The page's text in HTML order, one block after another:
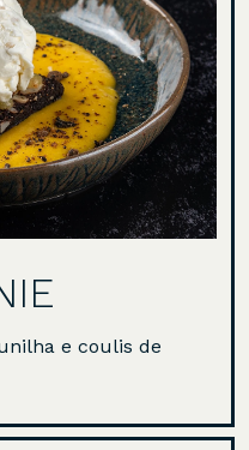
e coulis de